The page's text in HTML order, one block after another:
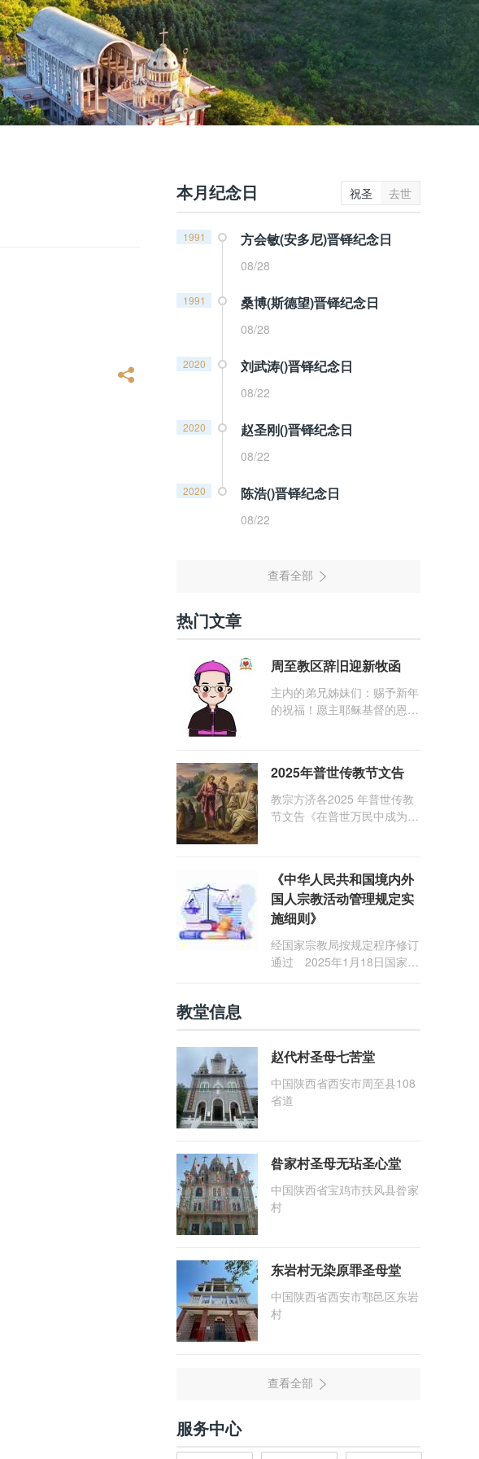
本月纪念日 祝圣 去世
1991 方会敏(安多尼)晋铎纪念日
08/28
1991 桑博(斯德望)晋铎纪念日
08/28
2020 刘武涛()晋铎纪念日
08/22
2020 赵圣刚()晋铎纪念日
08/22
2020 陈浩()晋铎纪念日
08/22
热门文章
周至教区辞旧迎新牧函
主内的弟兄姊妹们：赐予新年
的祝福！愿主耶稣基督的恩
们，愿临在的救主基督安慰你
们，并圣化你们的生活，作为
祝贺祂诞辰的珍贵礼品。
2025年普世传教节文告
教宗方济各2025 年普世传教
节文告《在普世万民中成为怀
《中华人民共和国境内外
国人宗教活动管理规定实
施细则》
经国家宗教局按规定程序修订
通过 2025年1月18日国家宗
教堂信息
赵代村圣母七苦堂
中国陕西省西安市周至县108
省道
昝家村圣母无玷圣心堂
中国陕西省宝鸡市扶风县昝家
村
东岩村无染原罪圣母堂
中国陕西省西安市鄠邑区东岩
村
服务中心